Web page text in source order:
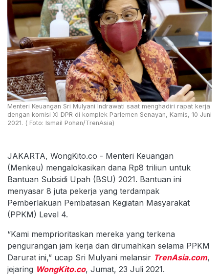
Menteri Keuangan Sri Mulyani Indrawati saat menghadiri rapat kerja
dengan komisi XI DPR di komplek Parlemen Senayan, Kamis, 10 Juni
2021. ( Foto: Ismail Pohan/TrenAsia)
JAKARTA, WongKito.co - Menteri Keuangan
(Menkeu) mengalokasikan dana Rp8 triliun untuk
Bantuan Subsidi Upah (BSU) 2021. Bantuan ini
menyasar 8 juta pekerja yang terdampak
Pemberlakuan Pembatasan Kegiatan Masyarakat
(PPKM) Level 4.
“Kami memprioritaskan mereka yang terkena
pengurangan jam kerja dan dirumahkan selama PPKM
Darurat ini,” ucap Sri Mulyani melansir TrenAsia.com,
jejaring WongKito.co, Jumat, 23 Juli 2021.